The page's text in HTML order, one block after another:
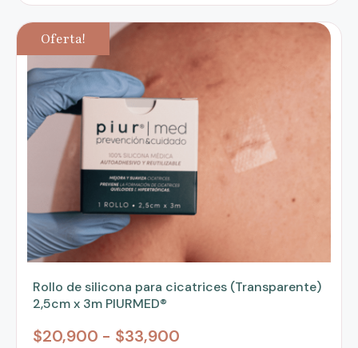
Oferta!
Rollo de silicona para cicatrices (Transparente)
2,5cm x 3m PIURMED®
$20,900 - $33,900